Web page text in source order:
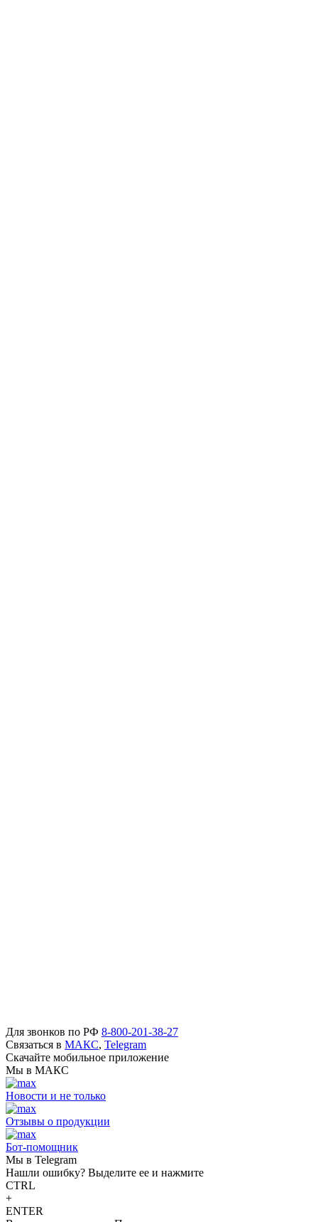
Для звонков по РФ 8-800-201-38-27
Связаться в МАКС, Telegram
Скачайте мобильное приложение
Мы в МАКС
Новости и не только
Отзывы о продукции
Бот-помощник
Мы в Telegram
Нашли ошибку? Выделите ее и нажмите
CTRL
+
ENTER